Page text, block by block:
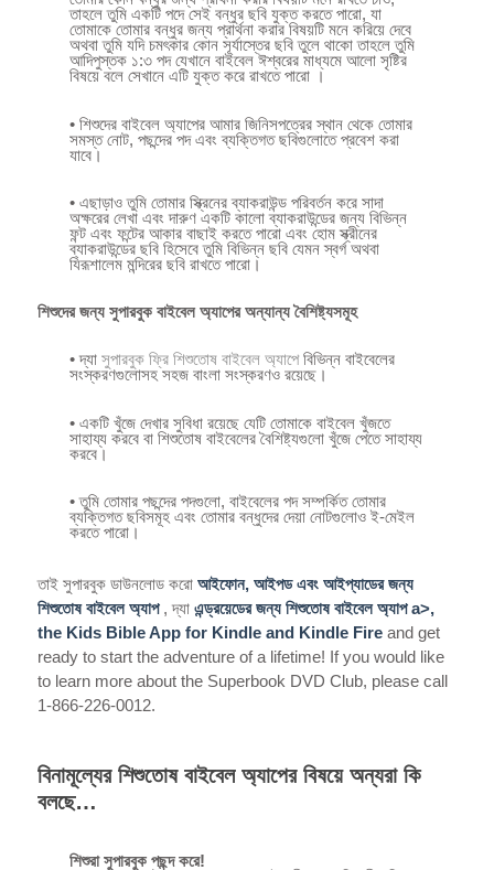
তাহলে তুমি একটি পদে সেই বন্ধুর ছবি যুক্ত করতে পারো, যা
তোমাকে তোমার বন্ধুর জন্য প্রার্থনা করার বিষয়টি মনে করিয়ে দেবে
অথবা তুমি যদি চমৎকার কোন সূর্যাস্তের ছবি তুলে থাকো তাহলে তুমি
আদিপুস্তক ১:৩ পদ যেখানে বাইবেল ঈশ্বরের মাধ্যমে আলো সৃষ্টির
বিষয়ে বলে সেখানে এটি যুক্ত করে রাখতে পারো ।
• শিশুদের বাইবেল অ্যাপের আমার জিনিসপত্রের স্থান থেকে তোমার
সমস্ত নোট, পছন্দের পদ এবং ব্যক্তিগত ছবিগুলোতে প্রবেশ করা
যাবে।
• এছাড়াও তুমি তোমার স্ক্রিনের ব্যাকরাউন্ড পরিবর্তন করে সাদা
অক্ষরের লেখা এবং দারুণ একটি কালো ব্যাকরাউন্ডের জন্য বিভিন্ন
ফন্ট এবং ফন্টের আকার বাছাই করতে পারো এবং হোম স্ক্রীনের
ব্যাকরাউন্ডের ছবি হিসেবে তুমি বিভিন্ন ছবি যেমন স্বর্গ অথবা
যিরূশালেম মন্দিরের ছবি রাখতে পারো।
শিশুদের জন্য সুপারবুক বাইবেল অ্যাপের অন্যান্য বৈশিষ্ট্যসমূহ
• দ্যাসুপারবুক ফ্রি শিশুতোষ বাইবেল অ্যাপেবিভিন্ন বাইবেলের
সংস্করণগুলোসহ সহজ বাংলা সংস্করণও রয়েছে।
• একটি খুঁজে দেখার সুবিধা রয়েছে যেটি তোমাকে বাইবেল খুঁজতে
সাহায্য করবে বা শিশুতোষ বাইবেলের বৈশিষ্ট্যগুলো খুঁজে পেতে সাহায্য
করবে।
• তুমি তোমার পছন্দের পদগুলো, বাইবেলের পদ সম্পর্কিত তোমার
ব্যক্তিগত ছবিসমূহ এবং তোমার বন্ধুদের দেয়া নোটগুলোও ই-মেইল
করতে পারো।
তাই সুপারবুক ডাউনলোড করোআইফোন, আইপড এবং আইপ্যাডের জন্য
শিশুতোষ বাইবেল অ্যাপ , দ্যাএন্ড্রয়েডের জন্য শিশুতোষ বাইবেল অ্যাপ a>,
the Kids Bible App for Kindle and Kindle Fire and get
ready to start the adventure of a lifetime! If you would like
to learn more about the Superbook DVD Club, please call
1-866-226-0012.
বিনামূল্যের শিশুতোষ বাইবেল অ্যাপের বিষয়ে অন্যরা কি
বলছে…
শিশুরা সুপারবুক পছন্দ করে!